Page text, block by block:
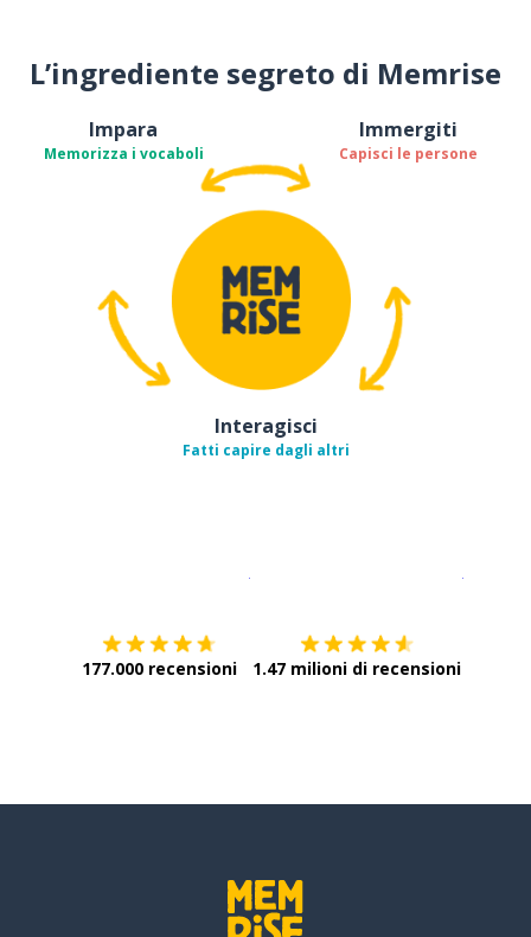
L’ingrediente segreto di Memrise
Impara
Memorizza i vocaboli
Immergiti
Capisci le persone
Interagisci
Fatti capire dagli altri
177.000 recensioni 1.47 milioni di recensioni